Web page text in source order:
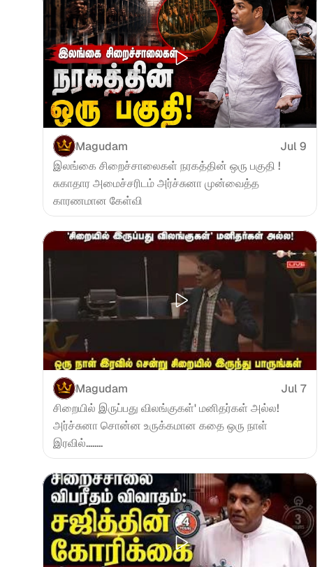
Magudam
Jul 9
இலங்கை சிறைச்சாலைகள் நரகத்தின் ஒரு பகுதி !
சுகாதார அமைச்சரிடம் அர்ச்சுனா முன்வைத்த
காரணமான கேள்வி
Magudam
Jul 7
சிறையில் இருப்பது விலங்குகள்' மனிதர்கள் அல்ல!
அர்ச்சுனா சொன்ன உருக்கமான கதை ஒரு நாள்
இரவில்........